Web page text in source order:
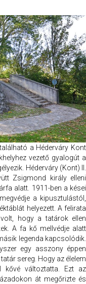
a Héderváry Kont
vezető gyalogút a
Héderváry (Kont) II.
Zsigmond király elleni
alatt. 1911-ben a kései
a kipusztulástól,
helyezett. A felirata
hogy a tatárok ellen
A fa kő mellvédje alatt
legenda kapcsolódik.
egy asszony éppen
sereg. Hogy az élelem
kővé változtatta. Ezt az
át megőrizte és